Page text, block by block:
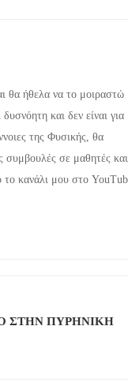
θα ήθελα να το μοιραστώ
και δεν είναι για
της Φυσικής, θα
συμβουλές σε μαθητές
το κανάλι μου στο
ΣΤΗΝ ΠΥΡΗΝΙΚΗ